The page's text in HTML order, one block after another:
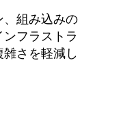
、組み込みの
フラストラ
さを軽減し